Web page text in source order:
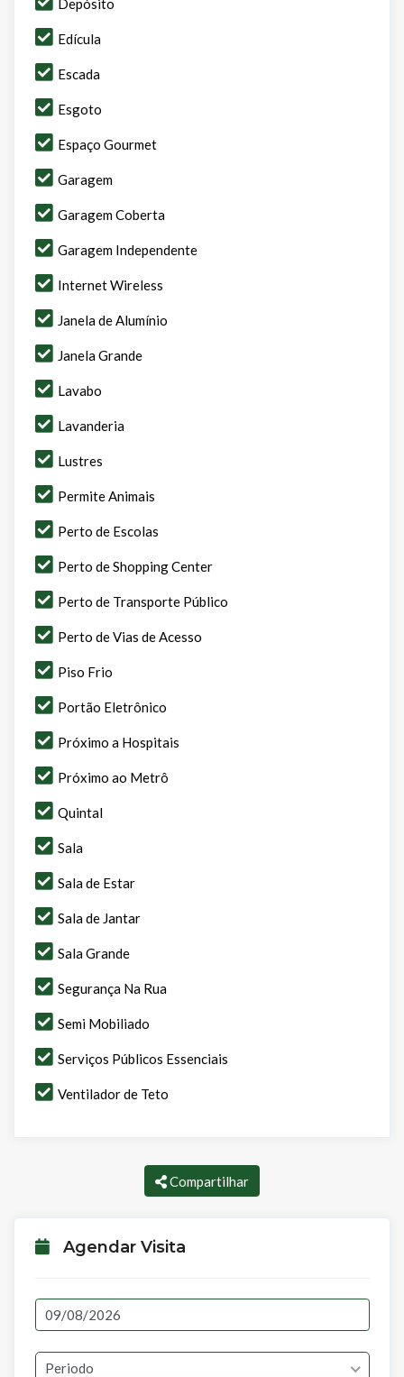
Edícula
Escada
Esgoto
Espaço Gourmet
Garagem
Garagem Coberta
Garagem Independente
Internet Wireless
Janela de Alumínio
Janela Grande
Lavabo
Lavanderia
Lustres
Permite Animais
Perto de Escolas
Perto de Shopping Center
Perto de Transporte Público
Perto de Vias de Acesso
Piso Frio
Portão Eletrônico
Próximo a Hospitais
Próximo ao Metrô
Quintal
Sala
Sala de Estar
Sala de Jantar
Sala Grande
Segurança Na Rua
Semi Mobiliado
Serviços Públicos Essenciais
Ventilador de Teto
Compartilhar
Agendar Visita
Periodo